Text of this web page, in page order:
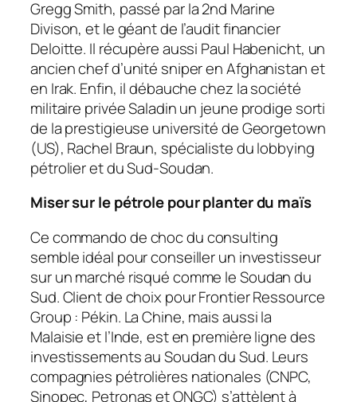
Gregg Smith, passé par la 2nd Marine
Divison, et le géant de l’audit financier
Deloitte. Il récupère aussi Paul Habenicht, un
ancien chef d’unité sniper en Afghanistan et
en Irak. Enfin, il débauche chez la société
militaire privée Saladin un jeune prodige sorti
de la prestigieuse université de Georgetown
(US), Rachel Braun, spécialiste du lobbying
pétrolier et du Sud-Soudan.
Miser sur le pétrole pour planter du maïs
Ce commando de choc du consulting
semble idéal pour conseiller un investisseur
sur un marché risqué comme le Soudan du
Sud. Client de choix pour Frontier Ressource
Group : Pékin. La Chine, mais aussi la
Malaisie et l’Inde, est en première ligne des
investissements au Soudan du Sud. Leurs
compagnies pétrolières nationales (CNPC,
Sinopec, Petronas et ONGC) s’attèlent à